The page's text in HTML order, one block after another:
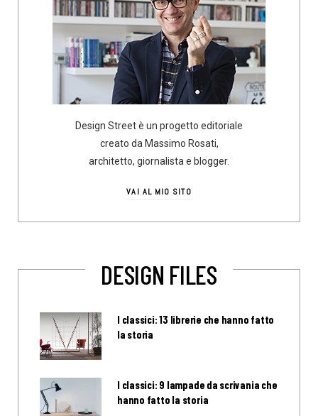
Design Street è un progetto editoriale
creato da Massimo Rosati,
architetto, giornalista e blogger.
VAI AL MIO SITO
DESIGN FILES
I classici: 13 librerie che hanno fatto
la storia
I classici: 9 lampade da scrivania che
hanno fatto la storia